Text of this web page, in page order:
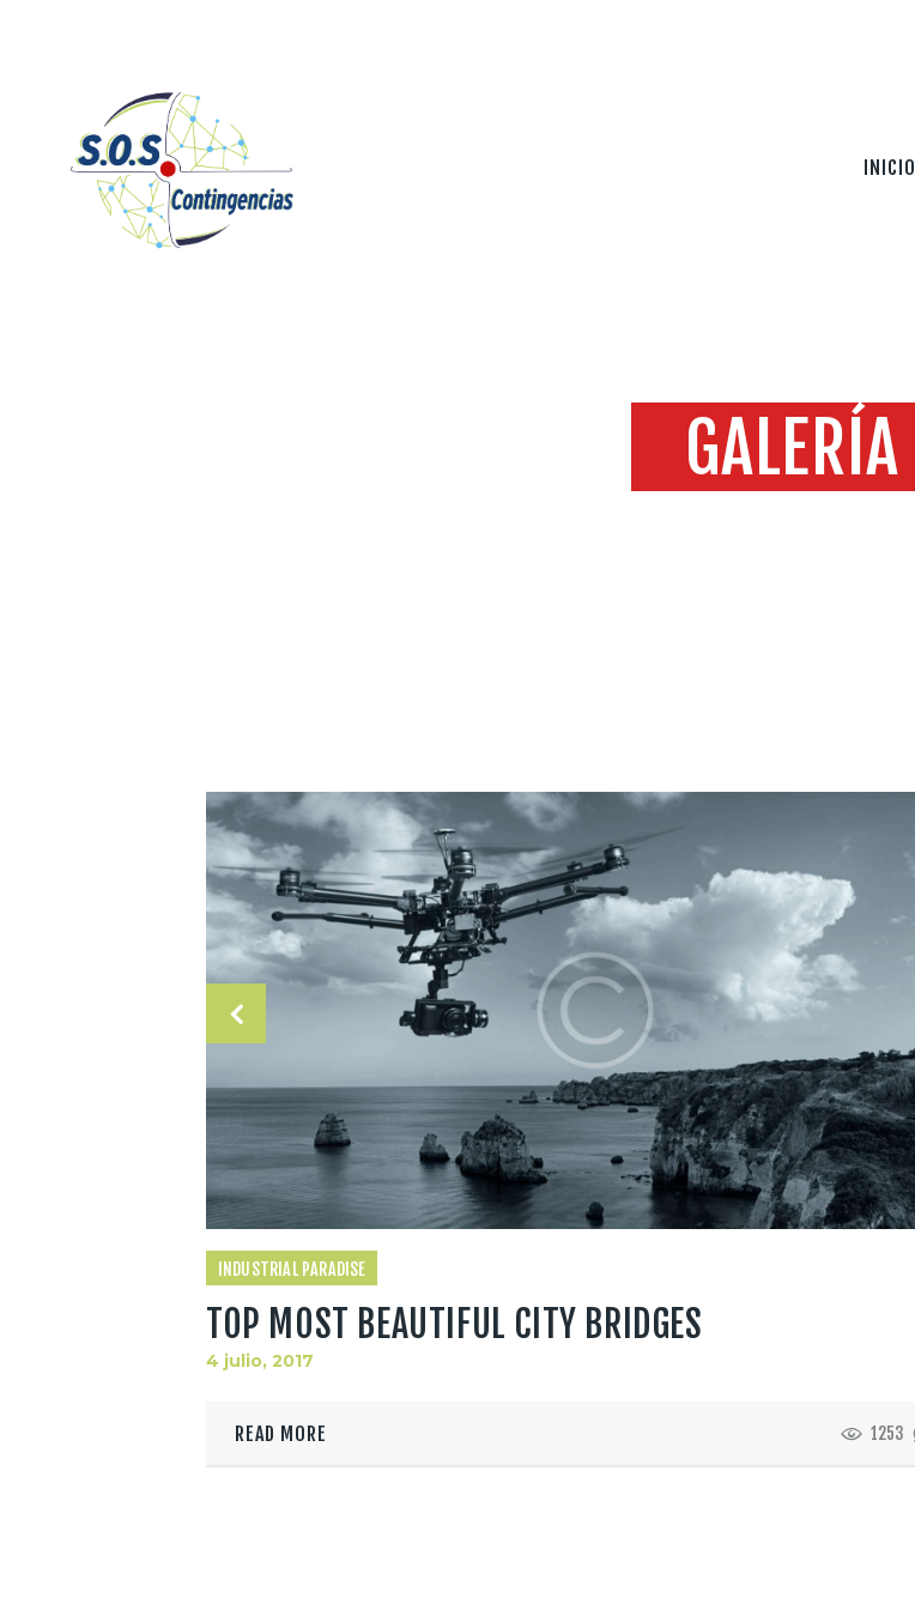
INICIO
GALERÍA
INDUSTRIAL PARADISE
TOP MOST BEAUTIFUL CITY BRIDGES
4 julio, 2017
READ MORE 1253